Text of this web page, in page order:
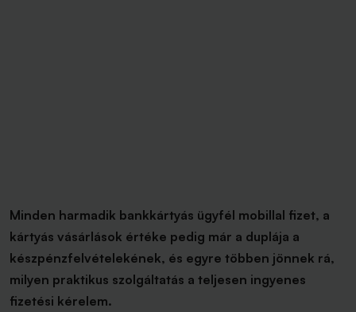
Minden harmadik bankkártyás ügyfél mobillal fizet, a
kártyás vásárlások értéke pedig már a duplája a
készpénzfelvételekének, és egyre többen jönnek rá,
milyen praktikus szolgáltatás a teljesen ingyenes
fizetési kérelem.